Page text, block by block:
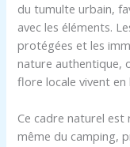
du tumulte urbain,
avec les éléments.
protégées et les
nature authentique,
flore locale vivent en
Ce cadre naturel est
même du camping,